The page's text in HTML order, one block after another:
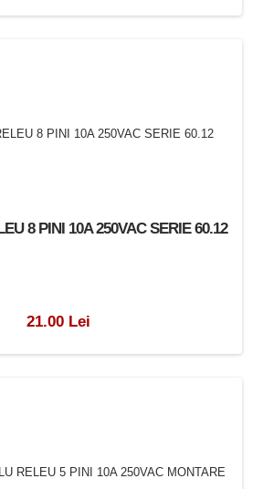
8 PINI 10A 250VAC SERIE 60.12
21.00 Lei